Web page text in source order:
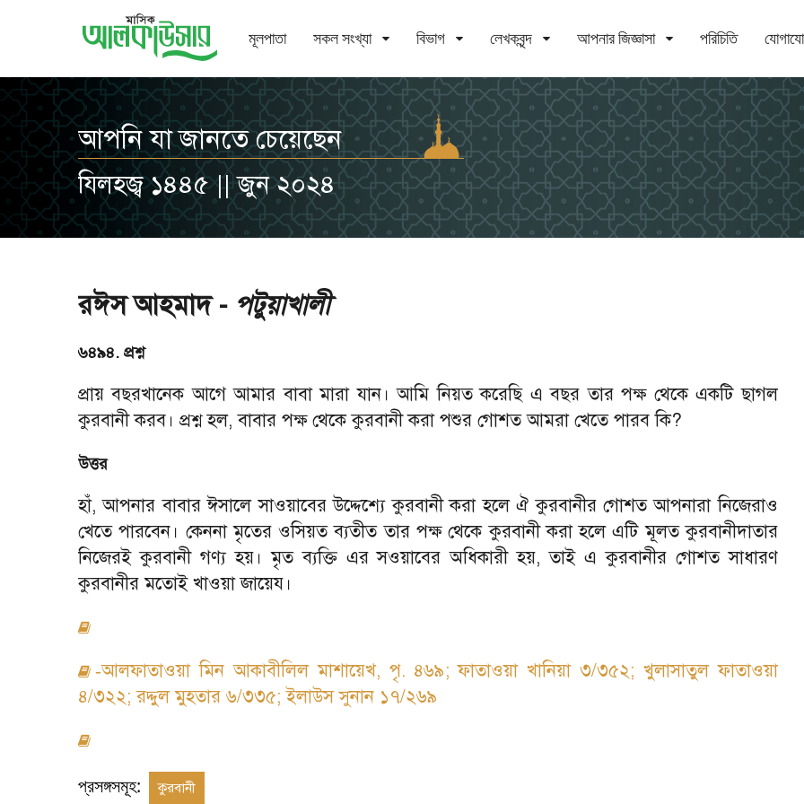
মূলপাতা সকল সংখ্যা বিভাগ লেখকবৃন্দ আপনার জিজ্ঞাসা পরিচিতি
আপনি যা জানতে চেয়েছেন
যিলহজ্ব ১৪৪৫ || জুন ২০২৪
রঈস আহমাদ - পটুয়াখালী
৬৪৯৪. প্রশ্ন
প্রায় বছরখানেক আগে আমার বাবা মারা যান। আমি নিয়ত করেছি এ বছর তার পক্ষ থেকে একটি ছাগল
কুরবানী করব। প্রশ্ন হল,বাবার পক্ষ থেকে কুরবানী করা পশুর গোশত আমরা খেতে পারব কি?
উত্তর
হাঁ,আপনার বাবার ঈসালে সাওয়াবের উদ্দেশ্যে কুরবানী করা হলে ঐ কুরবানীর গোশত আপনারা নিজেরাও
খেতে পারবেন। কেননা মৃতের ওসিয়ত ব্যতীত তার পক্ষ থেকে কুরবানী করা হলে এটি মূলত কুরবানীদাতার
নিজেরই কুরবানী গণ্য হয়। মৃত ব্যক্তি এর সওয়াবের অধিকারী হয়,তাই এ কুরবানীর গোশত সাধারণ
কুরবানীর মতোই খাওয়া জায়েয।
-আলফাতাওয়া মিন আকাবীলিল মাশায়েখ, পৃ. ৪৬৯;ফাতাওয়া খানিয়া ৩/৩৫২;খুলাসাতুল ফাতাওয়া
৪/৩২২;রদ্দুল মুহতার ৬/৩৩৫;ইলাউস সুনান ১৭/২৬৯
প্রসঙ্গসমূহ: কুরবানী